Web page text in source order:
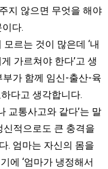
지 않으면 무엇을 해야
다.
르는 것이 많은데 ‘내
가르쳐야 한다’고 생
가 함께 임신-출산-육
다고 생각합니다.
교통사고와 같다’는 말
적으로도 큰 충격을
. 엄마는 자신의 몸을
에 ‘엄마가 냉정해서